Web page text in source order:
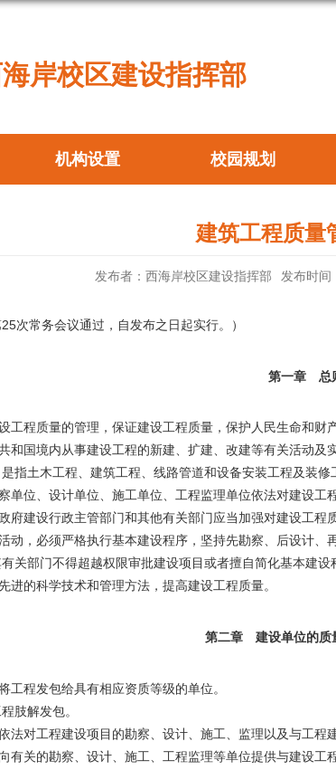
岸校区建设指挥部
机构设置 校园规划
建筑工程质量
发布者：西海岸校区建设指挥部 发布时
25次常务会议通过，自发布之日起实行。）
第一章 总
程质量的管理，保证建设工程质量，保护人民生命和财
国境内从事建设工程的新建、扩建、改建等有关活动及
指土木工程、建筑工程、线路管道和设备安装工程及装修
位、设计单位、施工单位、工程监理单位依法对建设工程
建设行政主管部门和其他有关部门应当加强对建设工程质
，必须严格执行基本建设程序，坚持先勘察、后设计、再
关部门不得超越权限审批建设项目或者擅自简化基本建设
的科学技术和管理方法，提高建设工程质量。
第二章 建设单位的质
程发包给具有相应资质等级的单位。
肢解发包。
对工程建设项目的勘察、设计、施工、监理以及与工程
关的勘察、设计、施工、工程监理等单位提供与建设工程